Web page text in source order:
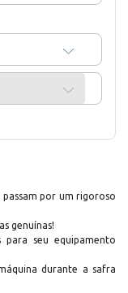
por um rigoroso
genuínas!
para seu equipamento
durante a safra